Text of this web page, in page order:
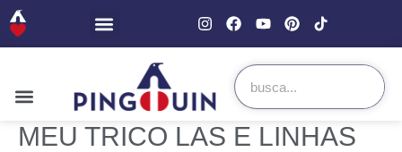
MEU TRICO LAS E LINHAS